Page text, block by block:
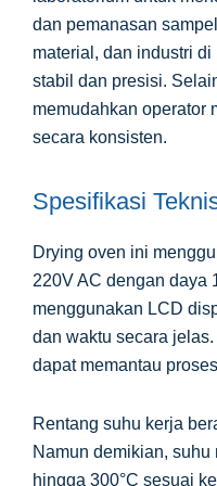
dan pemanasan
material, dan industri
stabil dan presisi.
memudahkan operator
secara konsisten.
Spesifikasi
Drying oven ini
220V AC dengan daya
menggunakan LCD
dan waktu secara
dapat memantau
Rentang suhu kerja
Namun demikian,
hingga 300°C sesuai